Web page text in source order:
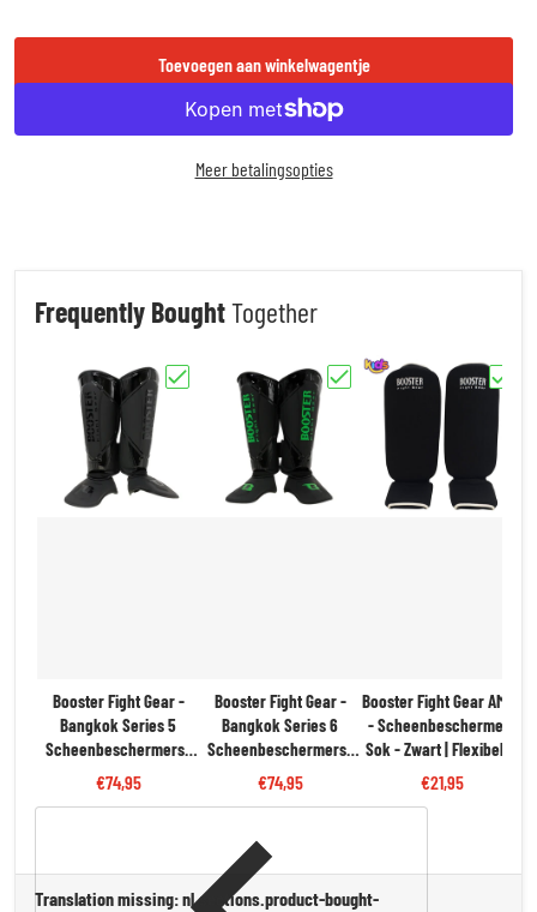
Toevoegen aan winkelwagentje
Meer betalingsopties
Frequently BoughtTogether
Kies "Booster Fight Gear - Bangkok Series 5
Booster Fight Gear -
Bangkok Series 5
Scheenbeschermers |
Zwart
€74,95
Kies "Booster Fight Gear -
Booster Fight Gear -
Bangkok Series 6
Scheenbeschermers |
Zwart/Groen
€74,95
Kies
Booster Fight Gear AMSG
- Scheenbeschermers
Sok - Zwart | Flexibel &
Beschermend
€21,95
Translation missing: nl.sections.product-bought-